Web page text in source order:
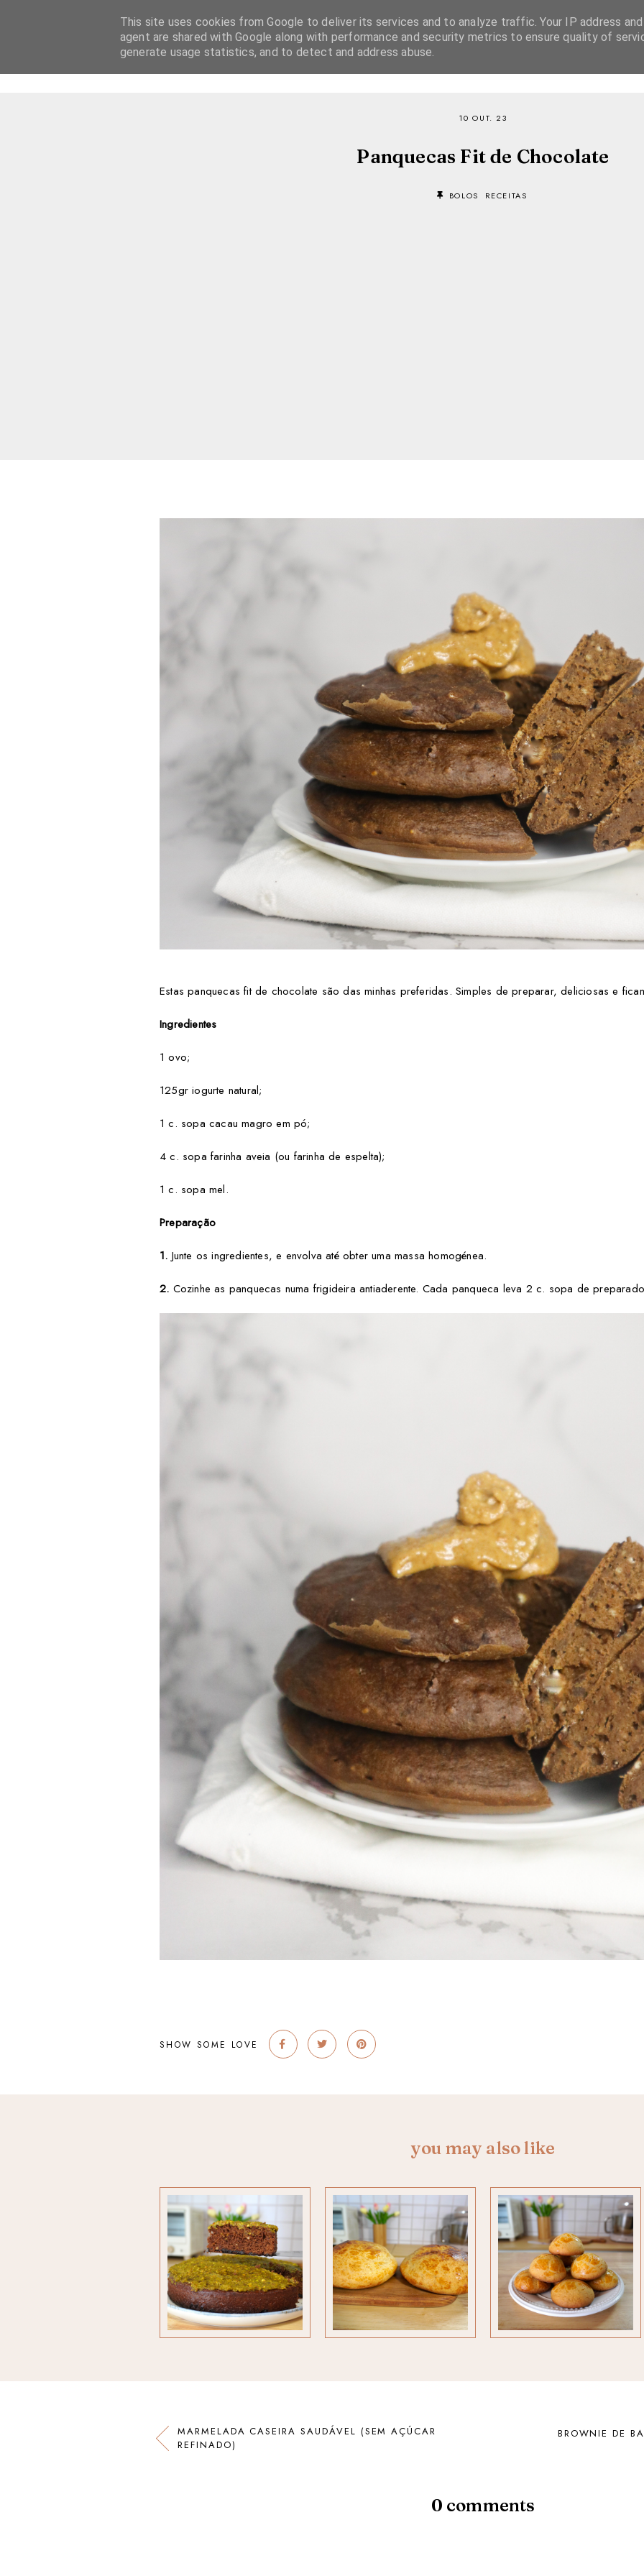
SOBRE RECEITAS
10 OUT. 23
Panquecas Fit de Chocolate
BOLOS RECEITAS
Estas panquecas fit de chocolate são das minhas preferidas. Simples de preparar, deliciosas e
Ingredientes
1 ovo;
125gr iogurte natural;
1 c. sopa cacau magro em pó;
4 c. sopa farinha aveia (ou farinha de espelta);
1 c. sopa mel.
Preparação
1. Junte os ingredientes, e envolva até obter uma massa homogénea.
2. Cozinhe as panquecas numa frigideira antiaderente. Cada panqueca leva 2 c. sopa de
SHOW SOME LOVE
you may also like
MARMELADA CASEIRA SAUDÁVEL (SEM AÇÚCAR
REFINADO)
BROWNIE DE
0 comments
This site uses cookies from Google to deliver its services and to analyze traffic. Your IP address
agent are shared with Google along with performance and security metrics to ensure quality of
generate usage statistics, and to detect and address abuse.